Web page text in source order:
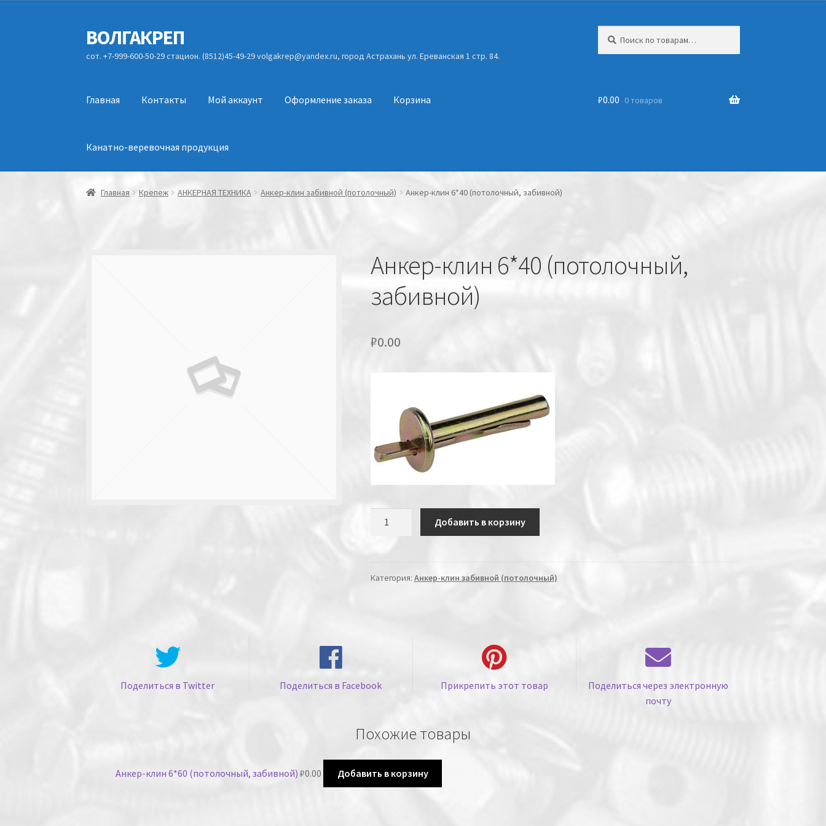
Перейти
к
навигации
Перейти
к
содержимому
ВОЛГАКРЕП
сот. +7-999-600-50-29 стацион. (8512)45-49-29 volgakrep@yandex.ru, город Астрахань ул. Ереванская 1 стр. 84.
Главная Контакты Мой аккаунт Оформление заказа Корзина
Канатно-веревочная продукция
₽0.00 0 товаров
Главная Крепеж АНКЕРНАЯ ТЕХНИКА Анкер-клин забивной (потолочный) Анкер-клин 6*40 (потолочный, забивной)
Анкер-клин 6*40 (потолочный,
забивной)
₽0.00
Добавить в корзину
Категория: Анкер-клин забивной (потолочный)
Поделиться в Twitter Поделиться в Facebook Прикрепить этот товар
Поделиться через электронную
почту
Похожие товары
Анкер-клин 6*60 (потолочный, забивной) ₽0.00 Добавить в корзину